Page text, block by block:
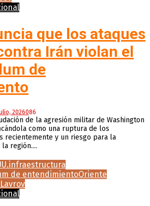
que los ataques
Irán violan el
de
2026086
de la agresión militar de Washington
como una ruptura de los
recientemente y un riesgo para la
región....
infraestructura
de entendimientoOriente